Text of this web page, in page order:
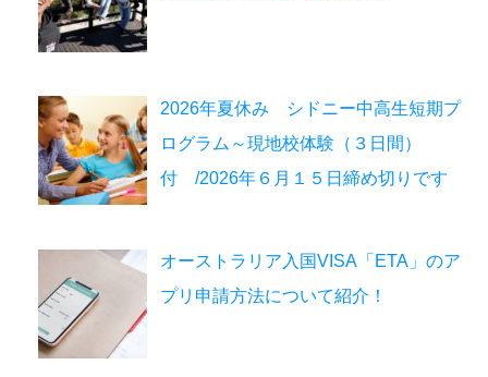
2026年夏休み シドニー中高生短期プ
ログラム～現地校体験（３日間）
付 /2026年６月１５日締め切りです
オーストラリア入国VISA「ETA」のア
プリ申請方法について紹介！